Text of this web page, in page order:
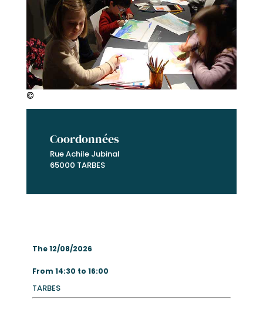
©
Coordonnées
Rue Achile Jubinal
65000 TARBES
The 12/08/2026
From 14:30 to 16:00
TARBES